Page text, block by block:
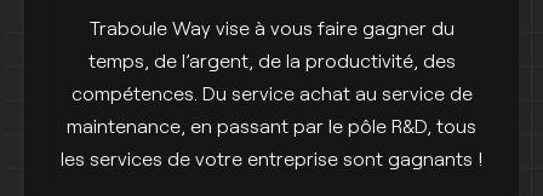
Traboule Way vise à vous faire gagner du
temps, de l’argent, de la productivité, des
compétences. Du service achat au service de
maintenance, en passant par le pôle R&D, tous
les services de votre entreprise sont gagnants !